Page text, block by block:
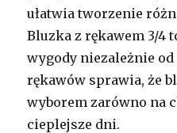
ułatwia tworzenie
Bluzka z rękawem 3/4
wygody niezależnie od
rękawów sprawia, że
wyborem zarówno na
cieplejsze dni.